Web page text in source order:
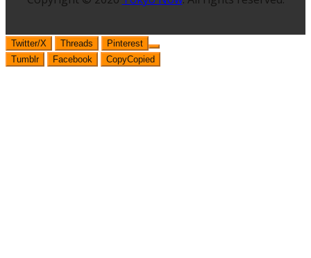
Twitter/X Threads
Pinterest
Tumblr
Facebook CopyCopied